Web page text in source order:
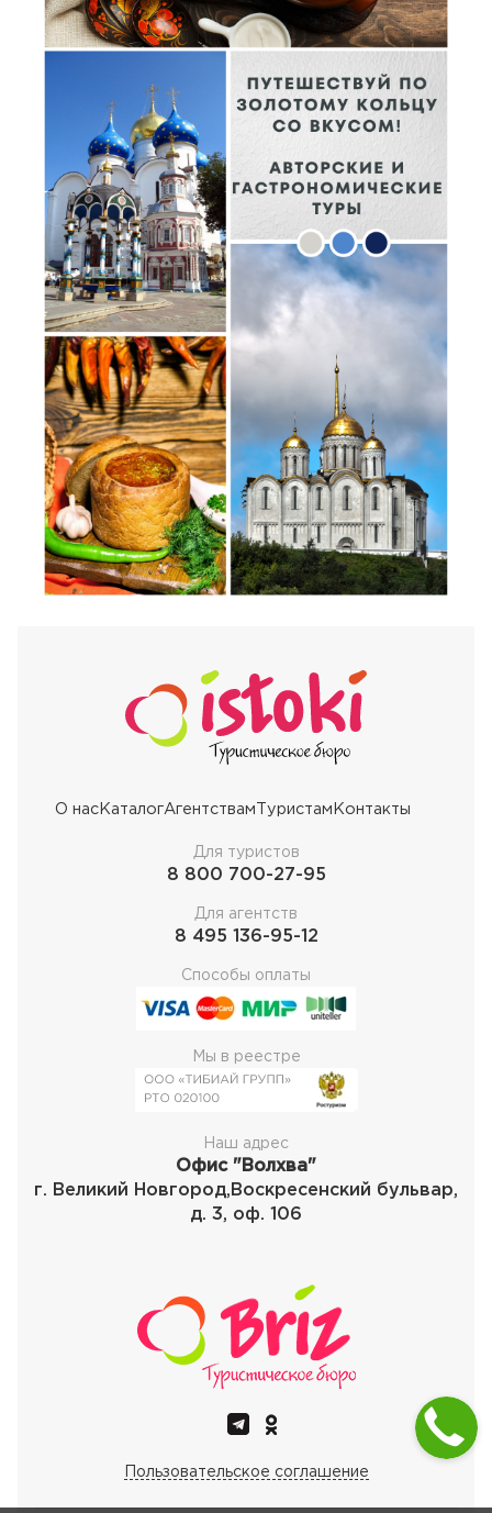
О насКаталогАгентствам Туристам Контакты
Для туристов
8 800 700-27-95
Для агентств
8 495 136-95-12
Способы оплаты
Мы в реестре
Наш адрес
Офис "Волхва"
г. Великий Новгород,Воскресенский бульвар,
д. 3, оф. 106
Пользовательское соглашение